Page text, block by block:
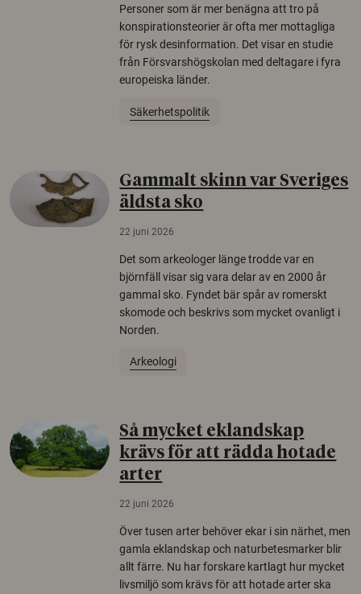
Personer som är mer benägna att tro på
konspirationsteorier är ofta mer mottagliga
för rysk desinformation. Det visar en studie
från Försvarshögskolan med deltagare i fyra
europeiska länder.
Säkerhetspolitik
Gammalt skinn var Sveriges
äldsta sko
22 juni 2026
Det som arkeologer länge trodde var en
björnfäll visar sig vara delar av en 2000 år
gammal sko. Fyndet bär spår av romerskt
skomode och beskrivs som mycket ovanligt i
Norden.
Arkeologi
Så mycket eklandskap
krävs för att rädda hotade
arter
22 juni 2026
Över tusen arter behöver ekar i sin närhet, men
gamla eklandskap och naturbetesmarker blir
allt färre. Nu har forskare kartlagt hur mycket
livsmiljö som krävs för att hotade arter ska